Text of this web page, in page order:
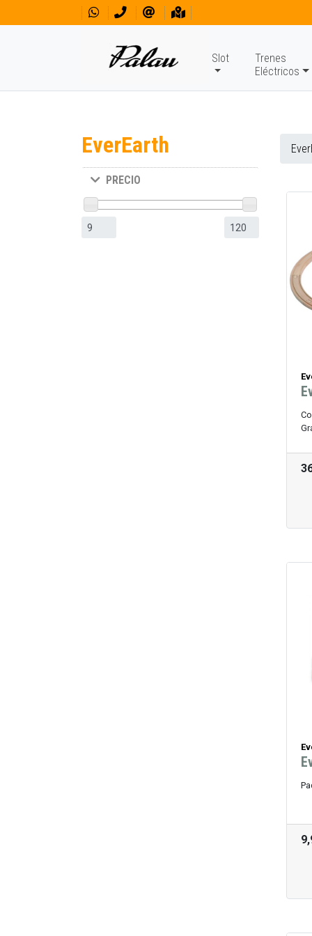
Slot
Trenes
Eléctricos
EverEarth
PRECIO